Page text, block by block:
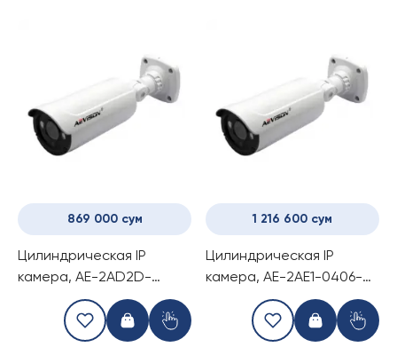
869 000 сум
Цилиндрическая IP
камера, AE-2AD2D-
3003-VP (1080P 2.0Mp
Bulet Camera with POE)
1 216 600 сум
Цилиндрическая IP
камера, AE-2AE1-0406-VP
(1080P 2.0Mp Bulet
Camera with POE)